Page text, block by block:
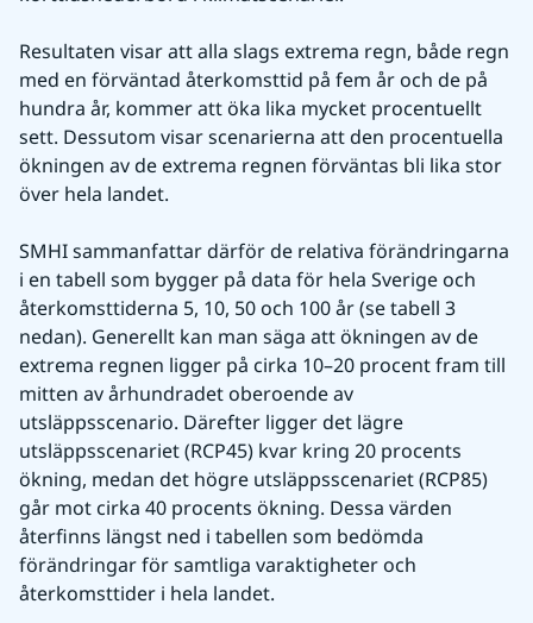
Resultaten visar att alla slags extrema regn, både regn
med en förväntad återkomsttid på fem år och de på
hundra år, kommer att öka lika mycket procentuellt
sett. Dessutom visar scenarierna att den procentuella
ökningen av de extrema regnen förväntas bli lika stor
över hela landet.
SMHI sammanfattar därför de relativa förändringarna
i en tabell som bygger på data för hela Sverige och
återkomsttiderna 5, 10, 50 och 100 år (se tabell 3
nedan). Generellt kan man säga att ökningen av de
extrema regnen ligger på cirka 10–20 procent fram till
mitten av århundradet oberoende av
utsläppsscenario. Därefter ligger det lägre
utsläppsscenariet (RCP45) kvar kring 20 procents
ökning, medan det högre utsläppsscenariet (RCP85)
går mot cirka 40 procents ökning. Dessa värden
återfinns längst ned i tabellen som bedömda
förändringar för samtliga varaktigheter och
återkomsttider i hela landet.